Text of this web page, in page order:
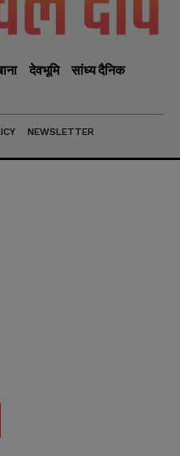
देवभूमि
सांध्य दैनिक
NEWSLETTER